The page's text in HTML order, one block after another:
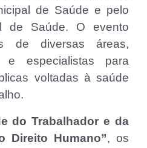
de Saúde e pelo
de Saúde. O evento
de diversas áreas,
e especialistas para
voltadas à saúde
do Trabalhador e da
Direito Humano”, os